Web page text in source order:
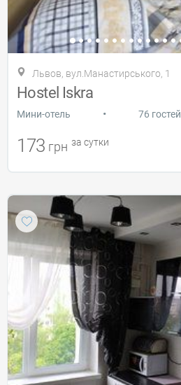
Львов, вул.Манастирського, 1
Hostel Iskra
Мини-отель • 76 гостей
173 грн за сутки